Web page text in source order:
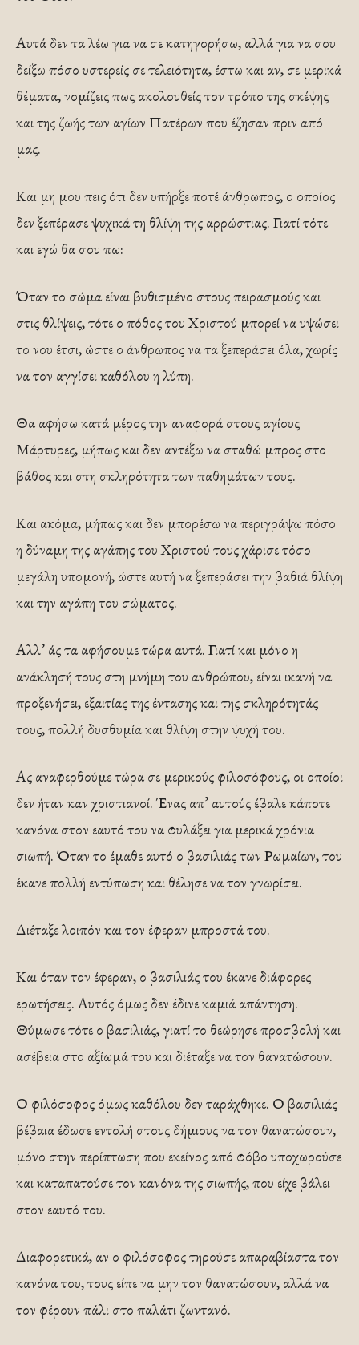
Αυτά δεν τα λέω για να σε κατηγορήσω, αλλά για να σου
δείξω πόσο υστερείς σε τελειότητα, έστω και αν, σε μερικά
θέματα, νομίζεις πως ακο­λουθείς τον τρόπο της σκέψης
και της ζωής των αγίων Πατέρων που έζησαν πριν από
μας.
Και μη μου πεις ότι δεν υπήρξε ποτέ άνθρω­πος, ο οποίος
δεν ξεπέρασε ψυχικά τη θλίψη της αρρώστιας. Γιατί τότε
και εγώ θα σου πω:
Όταν το σώμα είναι βυθισμένο στους πειρασμούς και
στις θλίψεις, τότε ο πόθος του Χριστού μπορεί να υψώσει
το νου έτσι, ώστε ο άνθρωπος να τα ξεπεράσει όλα, χωρίς
να τον αγγίσει καθόλου η λύπη.
Θα αφήσω κατά μέρος την αναφορά στους αγίους
Μάρτυρες, μήπως και δεν αντέξω να σταθώ μπρος στο
βάθος και στη σκληρότητα των παθημάτων τους.
Και ακόμα, μήπως και δεν μπορέσω να περιγράψω πόσο
η δύναμη της αγάπης του Χριστού τους χάρισε τόσο
μεγάλη υπομονή, ώστε αυτή να ξεπεράσει την βαθιά θλίψη
και την αγάπη του σώματος.
Αλλ’ άς τα αφήσουμε τώρα αυτά. Γιατί και μόνο η
ανάκλησή τους στη μνήμη του ανθρώπου, είναι ικανή να
προξενήσει, εξαιτίας της έντασης και της σκληρότητάς
τους, πολλή δυσθυμία και θλίψη στην ψυχή του.
Ας αναφερθούμε τώρα σε μερικούς φι­λοσόφους, οι οποίοι
δεν ήταν καν χριστιανοί. Ένας απ’ αυτούς έβαλε κάποτε
κανόνα στον εαυτό του να φυλάξει για μερικά χρόνια
σιωπή. Όταν το έμαθε αυτό ο βασιλιάς των Ρωμαίων, του
έκανε πολλή εντύπωση και θέλησε να τον γνωρίσει.
Διέταξε λοιπόν και τον έφεραν μπροστά του.
Και όταν τον έφεραν, ο βασιλιάς του έκανε διάφορες
ερωτήσεις. Αυτός όμως δεν έδινε καμιά απάντηση.
Θύμωσε τότε ο βασιλιάς, γιατί το θεώρησε προσβολή και
ασέβεια στο αξίωμά του και διέταξε να τον θανατώσουν.
Ο φιλόσοφος όμως καθόλου δεν ταράχθηκε. Ο βασιλιάς
βέβαια έδωσε εντολή στους δήμιους να τον θανατώσουν,
μόνο στην περίπτωση που εκείνος από φόβο υποχωρούσε
και καταπα­τούσε τον κανόνα της σιωπής, που είχε βάλει
στον εαυτό του.
Διαφορετικά, αν ο φιλόσοφος τηρούσε απαραβίαστα τον
κανόνα του, τους είπε να μην τον θανατώσουν, αλλά να
τον φέρουν πάλι στο παλάτι ζωντανό.